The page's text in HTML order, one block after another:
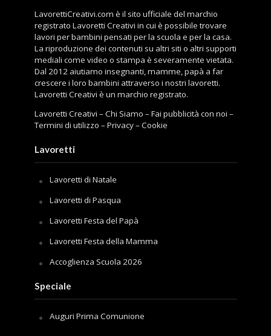
LavorettiCreativi.com è il sito ufficiale del marchio
registrato Lavoretti Creativi in cui è possibile trovare
lavori per bambini pensati per la scuola e per la casa.
La riproduzione dei contenuti su altri siti o altri supporti
mediali come video o stampa è severamente vietata.
Dal 2012 aiutiamo insegnanti, mamme, papà a far
crescere i loro bambini attraverso i nostri lavoretti.
Lavoretti Creativi è un marchio registrato.
Lavoretti Creativi –Chi Siamo –Fai pubblicità con noi –
Termini di utilizzo –Privacy–Cookie
Lavoretti
Lavoretti di Natale
Lavoretti di Pasqua
Lavoretti Festa del Papà
Lavoretti Festa della Mamma
Accoglienza Scuola 2026
Speciale
Auguri Prima Comunione